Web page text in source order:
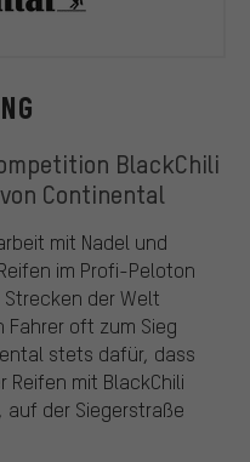
BlackChili
Continental
mit Nadel und
im Profi-Peloton
der Welt
oft zum Sieg
stets dafür, dass
Reifen mit BlackChili
auf der Siegerstraße